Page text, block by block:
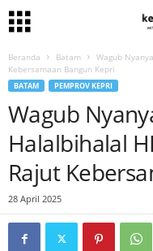
Beranda Batam
Wagub
Kebersamaan Bangun Kepri
BATAM PEMPROV KEPRI
Wagub
Halalbihalal
Rajut
28 April 2025